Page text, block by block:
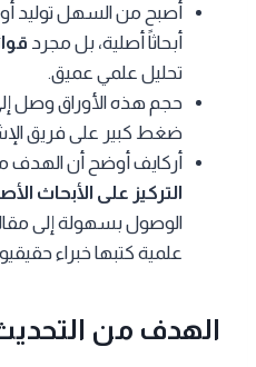
أصبح من السهل توليد
أبحاثاً أصلية، بل مجرد
تحليل علمي عميق.
حجم هذه الأوراق وصل
ضغط كبير على فريق
أركايف أوضح أن الهدف
التركيز على الأبحاث
الوصول بسهولة إلى
علمية كتبها خبراء
الهدف من